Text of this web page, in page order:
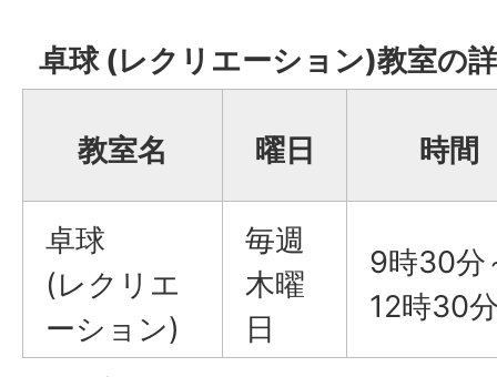
卓球 (レクリエーション)教室の
教室名 曜日 時間
卓球
(レクリエ
ーション)
毎週
木曜
日
9時30分
12時30